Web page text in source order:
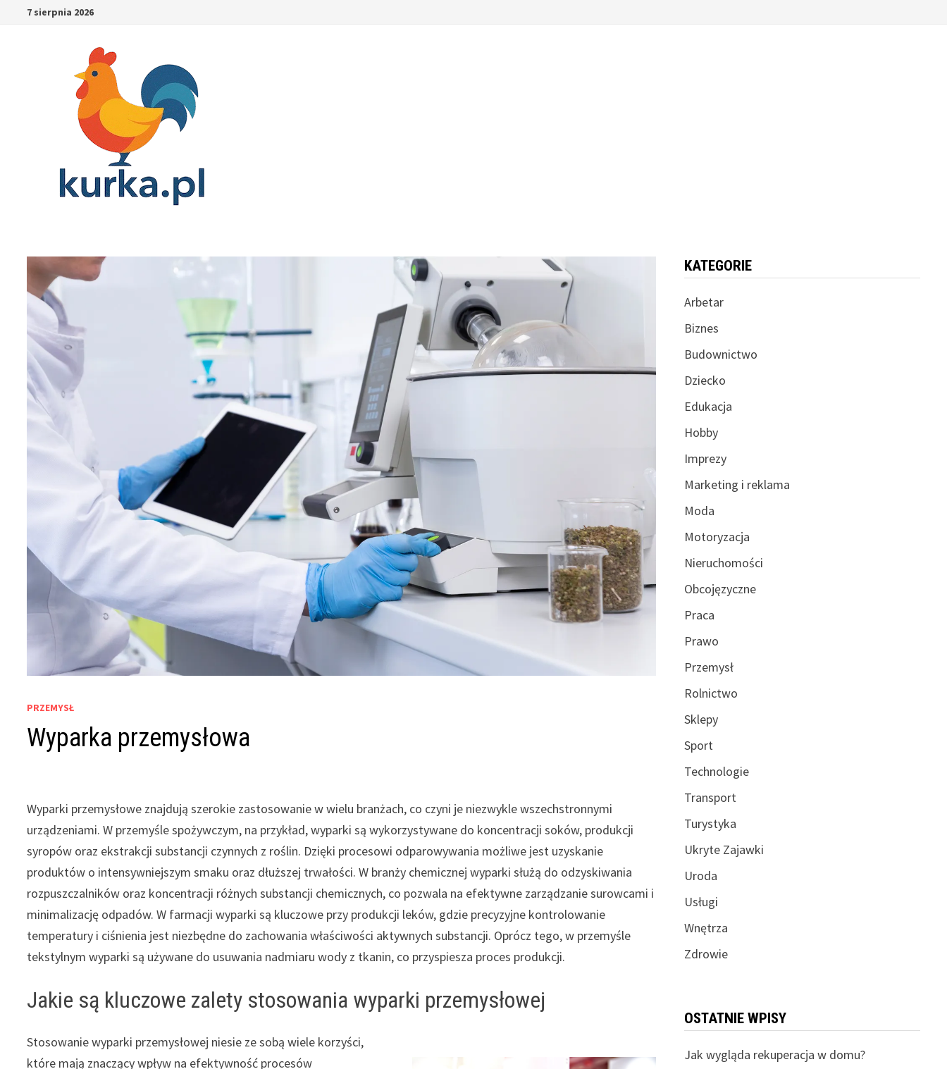
7 sierpnia 2026
PRZEMYSŁ
Wyparka przemysłowa
Wyparki przemysłowe znajdują szerokie zastosowanie w wielu branżach, co czyni je niezwykle wszechstronnymi
urządzeniami. W przemyśle spożywczym, na przykład, wyparki są wykorzystywane do koncentracji soków, produkcji
syropów oraz ekstrakcji substancji czynnych z roślin. Dzięki procesowi odparowywania możliwe jest uzyskanie
produktów o intensywniejszym smaku oraz dłuższej trwałości. W branży chemicznej wyparki służą do odzyskiwania
rozpuszczalników oraz koncentracji różnych substancji chemicznych, co pozwala na efektywne zarządzanie surowcami i
minimalizację odpadów. W farmacji wyparki są kluczowe przy produkcji leków, gdzie precyzyjne kontrolowanie
temperatury i ciśnienia jest niezbędne do zachowania właściwości aktywnych substancji. Oprócz tego, w przemyśle
tekstylnym wyparki są używane do usuwania nadmiaru wody z tkanin, co przyspiesza proces produkcji.
Jakie są kluczowe zalety stosowania wyparki przemysłowej
Stosowanie wyparki przemysłowej niesie ze sobą wiele korzyści,
które mają znaczący wpływ na efektywność procesów
KATEGORIE
Arbetar
Biznes
Budownictwo
Dziecko
Edukacja
Hobby
Imprezy
Marketing i reklama
Moda
Motoryzacja
Nieruchomości
Obcojęzyczne
Praca
Prawo
Przemysł
Rolnictwo
Sklepy
Sport
Technologie
Transport
Turystyka
Ukryte Zajawki
Uroda
Usługi
Wnętrza
Zdrowie
OSTATNIE WPISY
Jak wygląda rekuperacja w domu?